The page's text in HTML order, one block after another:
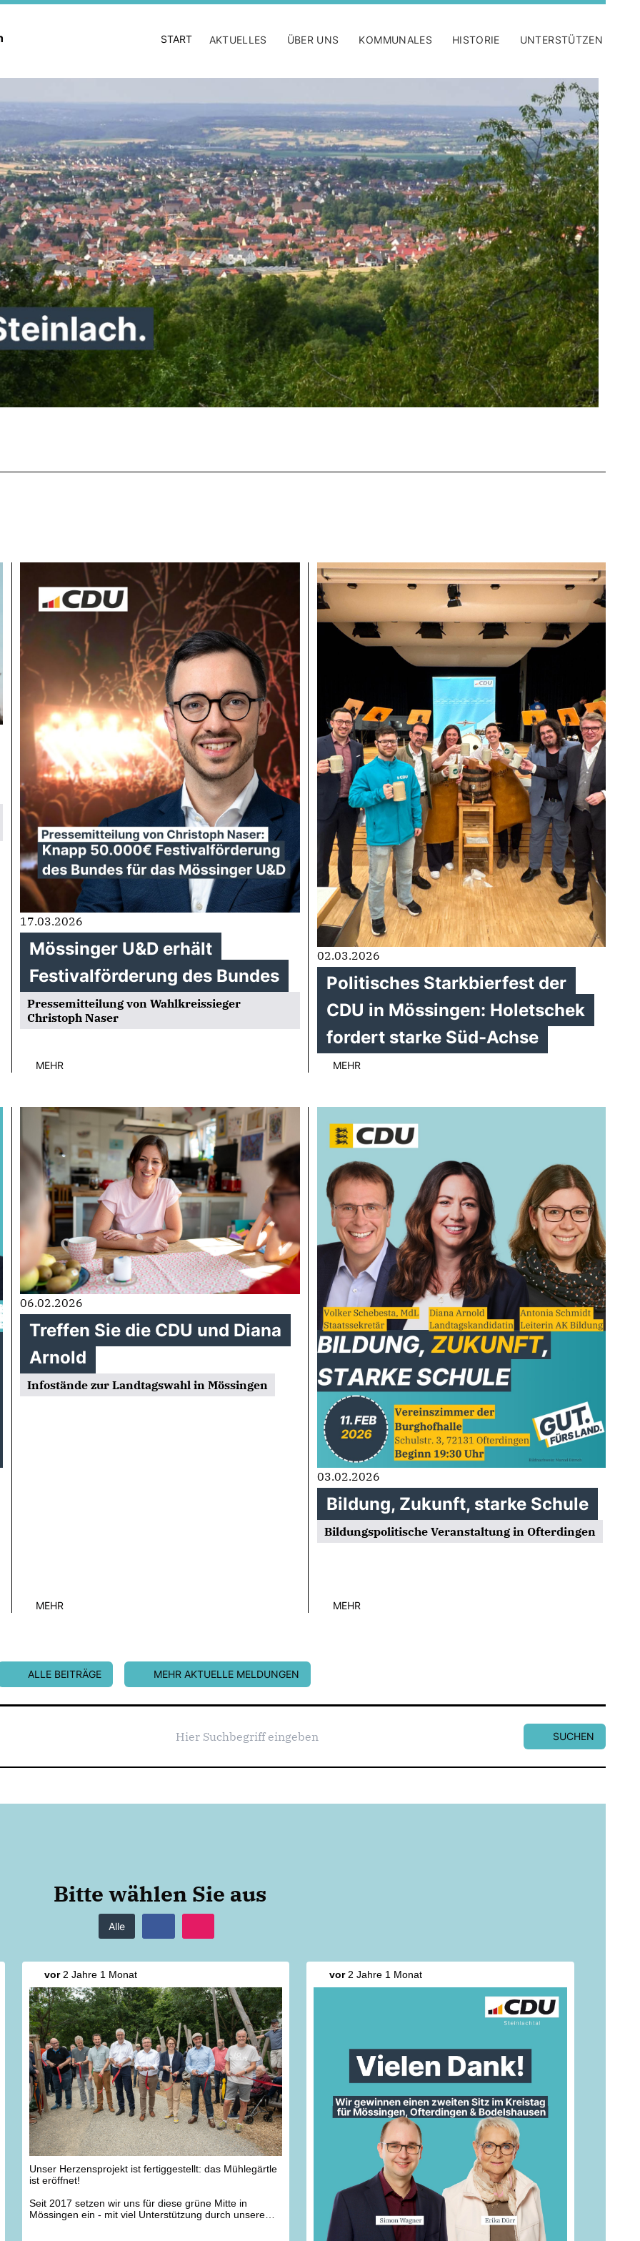
START AKTUELLES ÜBER UNS KOMMUNALES HISTORIE UNTERSTÜTZEN
17.03.2026
Mössinger U&D erhält
Festivalförderung des Bundes
Pressemitteilung von Wahlkreissieger
Christoph Naser
MEHR
02.03.2026
Politisches Starkbierfest der
CDU in Mössingen: Holetschek
fordert starke Süd-Achse
MEHR
06.02.2026
Treffen Sie die CDU und Diana
Arnold
Infostände zur Landtagswahl in Mössingen
MEHR
03.02.2026
Bildung, Zukunft, starke Schule
Bildungspolitische Veranstaltung in Ofterdingen
MEHR
ALLE BEITRÄGE MEHR AKTUELLE MELDUNGEN
SUCHEN
Bitte wählen Sie aus
Alle
vor2 Jahre 1 Monat
Unser Herzensprojekt ist fertiggestellt: das Mühlegärtle
ist eröffnet!
Seit 2017 setzen wir uns für diese grüne Mitte in
Mössingen ein - mit viel Unterstützung durch unsere
vor2 Jahre 1 Monat